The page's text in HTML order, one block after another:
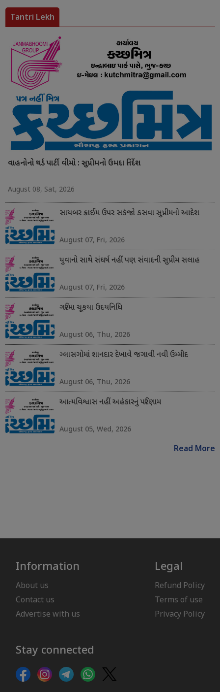
Tantri Lekh
વાહનોનો થર્ડ પાર્ટી વીમો : સુપ્રીમનો ઉમદા નિર્દેશ
August 08, Sat, 2026
સાયબર ક્રાઈમ ઉપર સકંજો કસવા સુપ્રીમનો આદેશ
August 07, Fri, 2026
યુવાનો સાથે સંઘર્ષ નહીં પણ સંવાદની સુપ્રીમ સલાહ
August 07, Fri, 2026
ગરિમા ચૂકયા ઉદયનિધિ
August 06, Thu, 2026
ગ્લાસગોમાં શાનદાર દેખાવે જગાવી નવી ઉમ્મીદ
August 06, Thu, 2026
આત્મવિશ્વાસ નહીં અહંકારનું પરિણામ
August 05, Wed, 2026
Read More
Information
About us
Contact us
Advertise with us
Legal
Refund Policy
Terms of use
Privacy Policy
Stay connected